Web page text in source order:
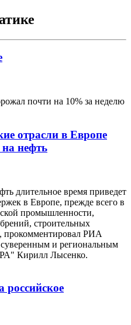
почти на 10% за неделю
отрасли в Европе
на нефть
длительное время приведет
в Европе, прежде всего в
промышленности,
строительных
прокомментировал РИА
и региональным
РА" Кирилл Лысенко.
российское